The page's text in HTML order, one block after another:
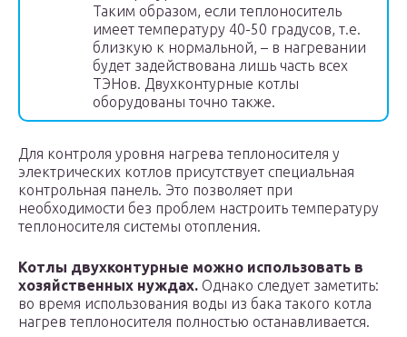
Таким образом, если теплоноситель
имеет температуру 40-50 градусов, т.е.
близкую к нормальной, – в нагревании
будет задействована лишь часть всех
ТЭНов. Двухконтурные котлы
оборудованы точно также.
Для контроля уровня нагрева теплоносителя у
электрических котлов присутствует специальная
контрольная панель. Это позволяет при
необходимости без проблем настроить температуру
теплоносителя системы отопления.
Котлы двухконтурные можно использовать в
хозяйственных нуждах. Однако следует заметить:
во время использования воды из бака такого котла
нагрев теплоносителя полностью останавливается.